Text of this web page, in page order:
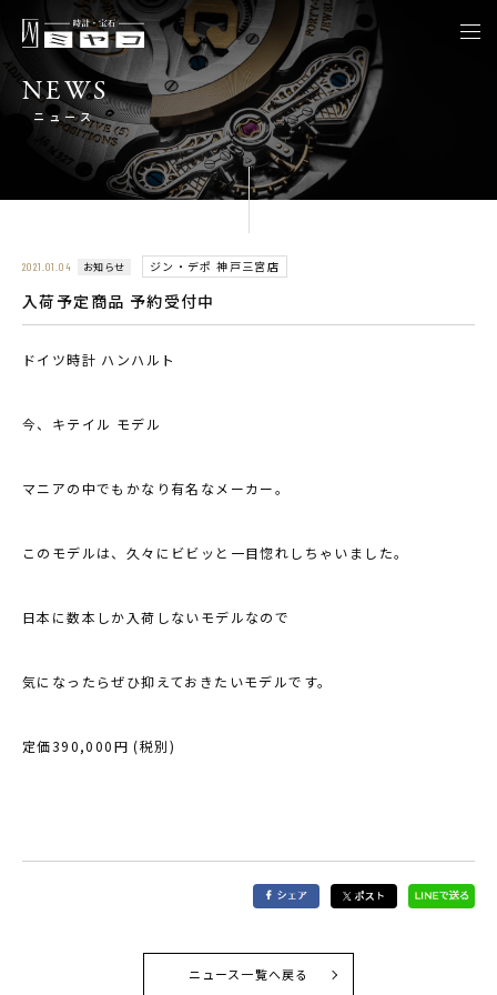
NEWS
ニュース
2021.01.04 お知らせ ジン・デポ 神戸三宮店
入荷予定商品 予約受付中
ドイツ時計 ハンハルト
今、キテイル モデル
マニアの中でもかなり有名なメーカー。
このモデルは、久々にビビッと一目惚れしちゃいました。
日本に数本しか入荷しないモデルなので
気になったらぜひ抑えておきたいモデルです。
定価390,000円 (税別)
ニュース一覧へ戻る